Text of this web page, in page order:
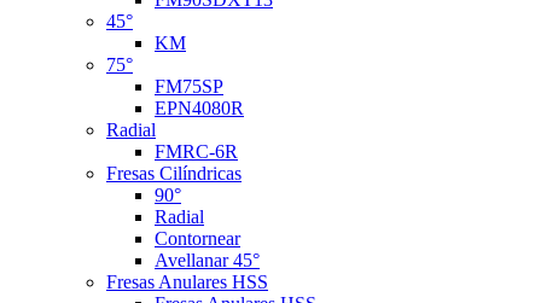
45°
KM
75°
FM75SP
EPN4080R
Radial
FMRC-6R
Fresas Cilíndricas
90°
Radial
Contornear
Avellanar 45°
Fresas Anulares HSS